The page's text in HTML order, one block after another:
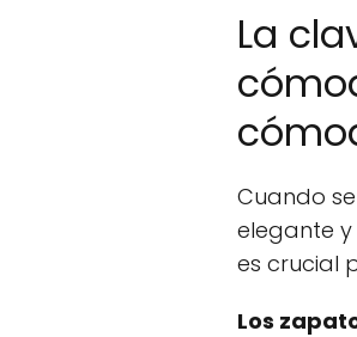
La
Cuando
elegante
es crucial
Los